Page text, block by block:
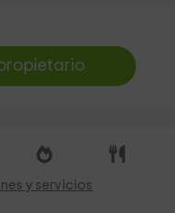
y servicios